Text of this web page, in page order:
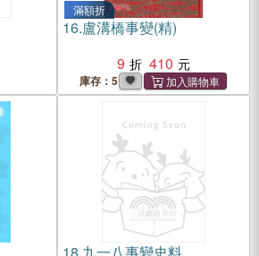
滿額折
16.盧溝橋事變(精)
9
410
庫存：5